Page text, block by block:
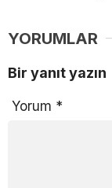
YORUMLAR
Bir yanıt yazın
Yorum *